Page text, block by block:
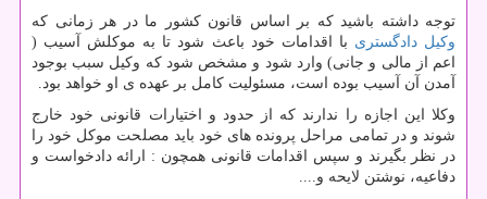
توجه داشته باشید که بر اساس قانون کشور ما در هر زمانی که
وکیل دادگستری با اقدامات خود باعث شود تا به موکلش آسیب (
اعم از مالی و جانی) وارد شود و مشخص شود که وکیل سبب بوجود
آمدن آن آسیب بوده است، مسئولیت کامل بر عهده ی او خواهد بود.
وکلا این اجازه را ندارند که از حدود و اختیارات قانونی خود خارج
شوند و در تمامی مراحل پرونده های خود باید مصلحت موکل خود را
در نظر بگیرند و سپس اقدامات قانونی همچون : ارائه دادخواست و
دفاعیه، نوشتن لایحه و....